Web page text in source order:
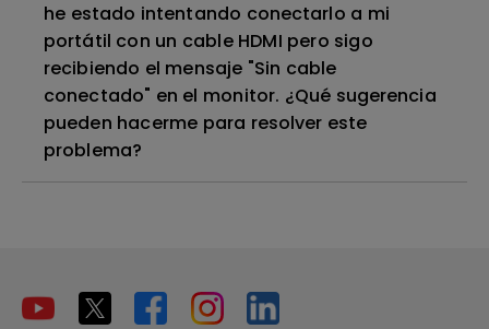
he estado intentando conectarlo a mi
portátil con un cable HDMI pero sigo
recibiendo el mensaje "Sin cable
conectado" en el monitor. ¿Qué sugerencia
pueden hacerme para resolver este
problema?